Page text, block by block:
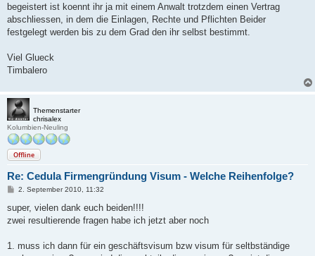
begeistert ist koennt ihr ja mit einem Anwalt trotzdem einen Vertrag
abschliessen, in dem die Einlagen, Rechte und Pflichten Beider
festgelegt werden bis zu dem Grad den ihr selbst bestimmt.
Viel Glueck
Timbalero
Themenstarter
chrisalex
Kolumbien-Neuling
Offline
Re: Cedula Firmengründung Visum - Welche Reihenfolge?
B
i
t
r
2. September 2010, 11:32
super, vielen dank euch beiden!!!!
zwei resultierende fragen habe ich jetzt aber noch
1. muss ich dann für ein geschäftsvisum bzw visum für seltbständige